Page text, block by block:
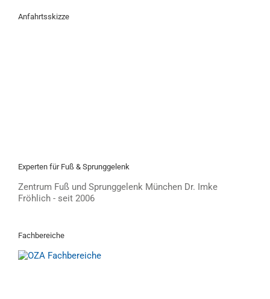
Anfahrtsskizze
Experten für Fuß & Sprunggelenk
Zentrum Fuß und Sprunggelenk München Dr. Imke
Fröhlich - seit 2006
Fachbereiche